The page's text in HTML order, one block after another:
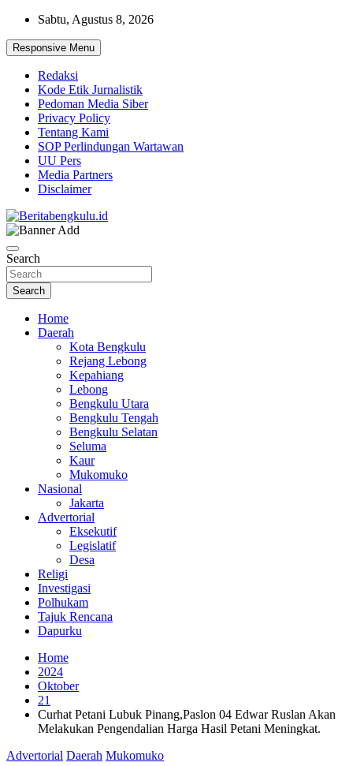
Skip
content
Sabtu, Agustus 8, 2026
Responsive Menu
Redaksi
Kode Etik Jurnalistik
Pedoman Media Siber
Privacy Policy
Tentang Kami
SOP Perlindungan Wartawan
UU Pers
Media Partners
Disclaimer
Beritabengkulu.id
Search
Search
Home
Daerah
Kota Bengkulu
Rejang Lebong
Kepahiang
Lebong
Bengkulu Utara
Bengkulu Tengah
Bengkulu Selatan
Seluma
Kaur
Mukomuko
Nasional
Jakarta
Advertorial
Eksekutif
Legislatif
Desa
Religi
Investigasi
Polhukam
Tajuk Rencana
Dapurku
Home
2024
Oktober
21
Curhat Petani Lubuk Pinang,Paslon 04 Edwar Ruslan Akan
Melakukan Pengendalian Harga Hasil Petani Meningkat.
Advertorial Daerah Mukomuko